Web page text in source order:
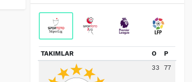
TAKIMLAR O P
33 77